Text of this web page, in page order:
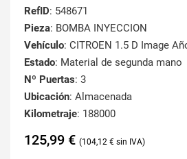
RefID: 548671
Pieza: BOMBA INYECCION
Vehículo: CITROEN 1.5 D Image
Estado: Material de segunda mano
Nº Puertas: 3
Ubicación: Almacenada
Kilometraje: 188000
125,99 € 104,12 €